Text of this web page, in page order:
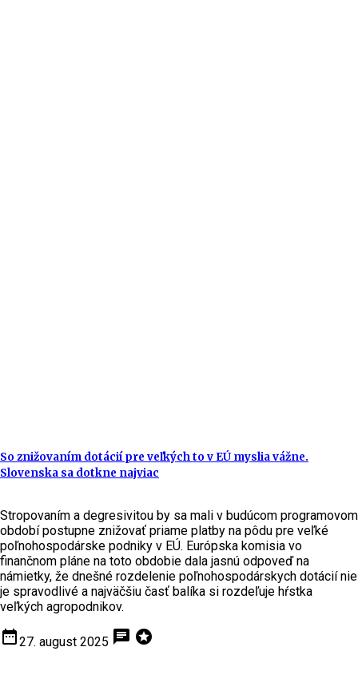
So znižovaním dotácií pre veľkých to v EÚ myslia vážne.
Slovenska sa dotkne najviac
Stropovaním a degresivitou by sa mali v budúcom programovom
období postupne znižovať priame platby na pôdu pre veľké
poľnohospodárske podniky v EÚ. Európska komisia vo
finančnom pláne na toto obdobie dala jasnú odpoveď na
námietky, že dnešné rozdelenie poľnohospodárskych dotácií nie
je spravodlivé a najväčšiu časť balíka si rozdeľuje hŕstka
veľkých agropodnikov.
date_range27. august 2025 chat stars